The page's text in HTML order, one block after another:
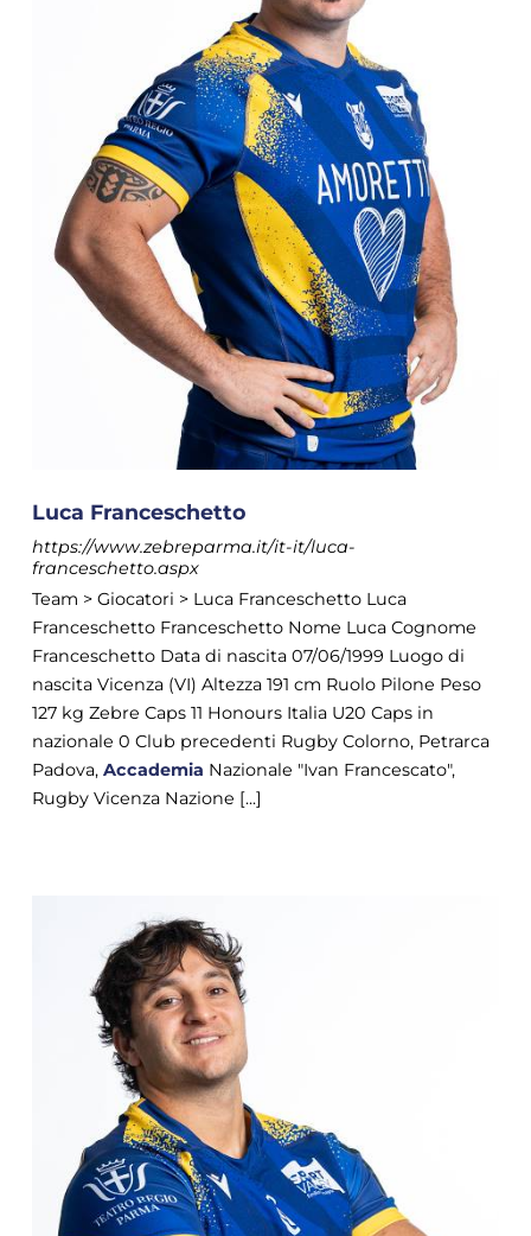
Luca Franceschetto
https://www.zebreparma.it/it-it/luca-
franceschetto.aspx
Team > Giocatori > Luca Franceschetto Luca
Franceschetto Franceschetto Nome Luca Cognome
Franceschetto Data di nascita 07/06/1999 Luogo di
nascita Vicenza (VI) Altezza 191 cm Ruolo Pilone Peso
127 kg Zebre Caps 11 Honours Italia U20 Caps in
nazionale 0 Club precedenti Rugby Colorno, Petrarca
Padova, Accademia Nazionale "Ivan Francescato",
Rugby Vicenza Nazione [...]